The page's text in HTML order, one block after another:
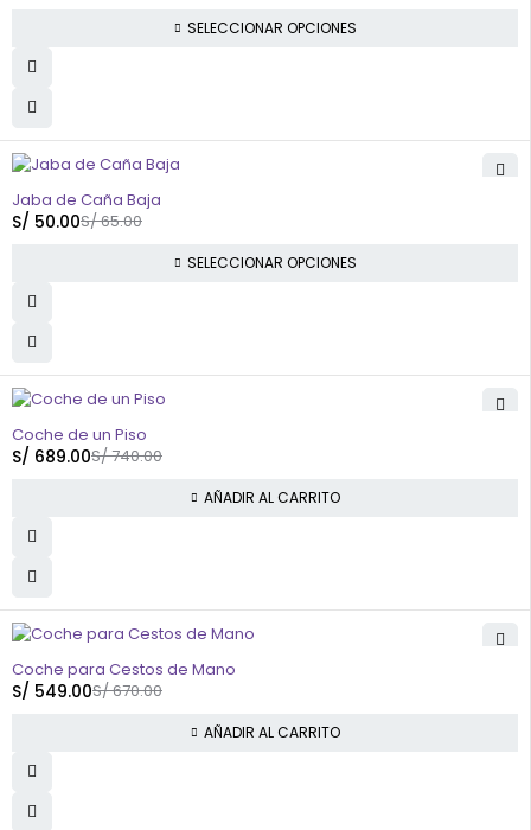
SELECCIONAR OPCIONES
Jaba de Caña Baja
S/65.00
S/ 50.00
SELECCIONAR OPCIONES
Coche de un Piso
S/740.00
S/ 689.00
AÑADIR AL CARRITO
Coche para Cestos de Mano
S/670.00
S/ 549.00
AÑADIR AL CARRITO